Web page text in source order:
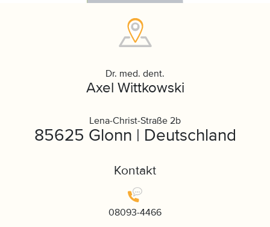
Dr. med. dent.
Axel Wittkowski
Lena-Christ-Straße 2b
85625 Glonn | Deutschland
Kontakt
08093-4466